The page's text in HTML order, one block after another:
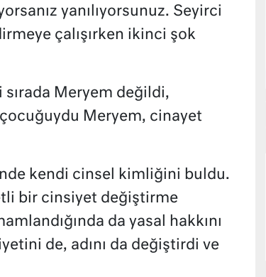
yanılıyorsunuz. Seyirci
çalışırken ikinci şok
sırada Meryem değildi,
çocuğuydu Meryem, cinayet
kendi cinsel kimliğini buldu.
bir cinsiyet değiştirme
da yasal hakkını
de, adını da değiştirdi ve